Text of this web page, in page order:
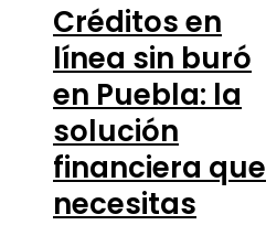
Créditos en
línea sin buró
en Puebla: la
solución
financiera que
necesitas